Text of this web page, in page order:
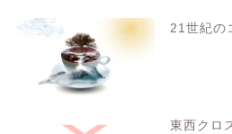
21世紀の
東西クロ